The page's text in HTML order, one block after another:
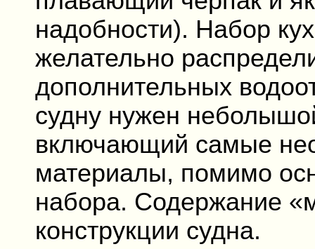
надобности). Набор
желательно
дополнительных
судну нужен
включающий самые
материалы, помимо
набора. Содержание
конструкции судна.